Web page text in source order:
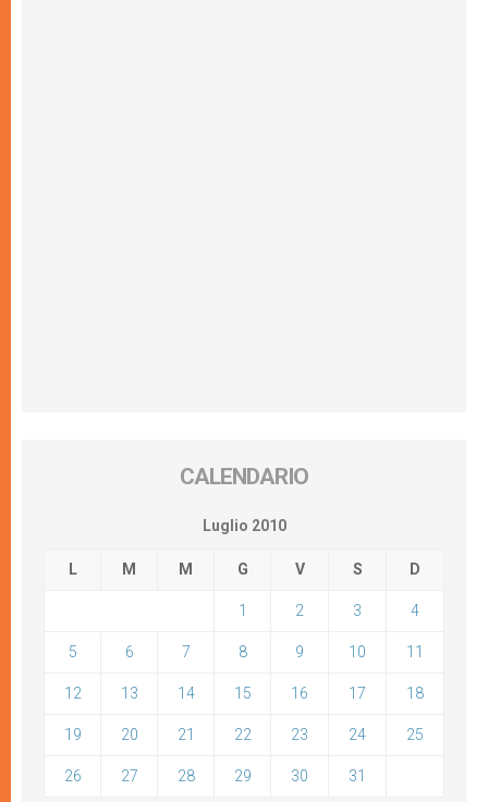
CALENDARIO
Luglio 2010
L M M G V S D
1 2 3 4
5 6 7 8 9 10 11
12 13 14 15 16 17 18
19 20 21 22 23 24 25
26 27 28 29 30 31